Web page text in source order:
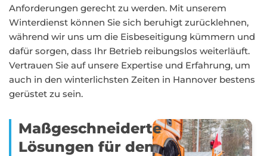
Anforderungen gerecht zu werden. Mit unserem
Winterdienst können Sie sich beruhigt zurücklehnen,
während wir uns um die Eisbeseitigung kümmern und
dafür sorgen, dass Ihr Betrieb reibungslos weiterläuft.
Vertrauen Sie auf unsere Expertise und Erfahrung, um
auch in den winterlichsten Zeiten in Hannover bestens
gerüstet zu sein.
Maßgeschneiderte
Lösungen für den